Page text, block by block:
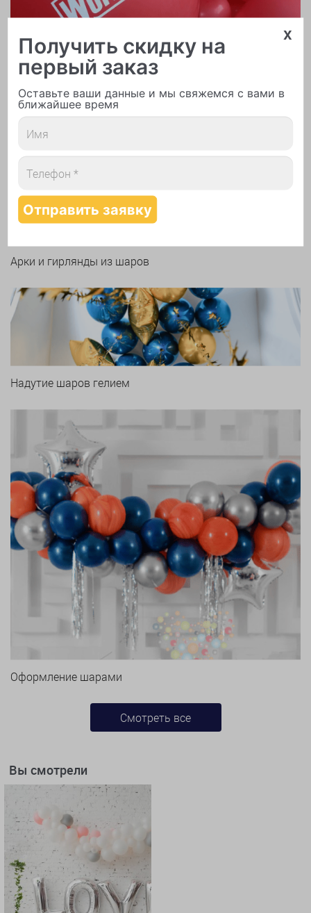
Печать логотипа
Арки и гирлянды из шаров
Надутие шаров гелием
Оформление шарами
Смотреть все
Вы смотрели
x
Получить скидку на
первый заказ
Оставьте ваши данные и мы свяжемся с вами в
ближайшее время